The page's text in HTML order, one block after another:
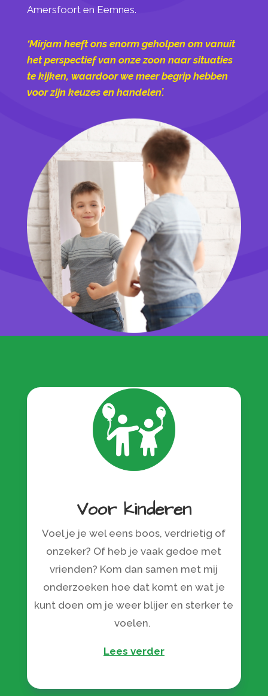
Amersfoort en Eemnes.
‘Mirjam heeft ons enorm geholpen om vanuit
het perspectief van onze zoon naar situaties
te kijken, waardoor we meer begrip hebben
voor zijn keuzes en handelen’.
Voor kinderen
Voel je je wel eens boos, verdrietig of
onzeker? Of heb je vaak gedoe met
vrienden? Kom dan samen met mij
onderzoeken hoe dat komt en wat je
kunt doen om je weer blijer en sterker te
voelen.
Lees verder